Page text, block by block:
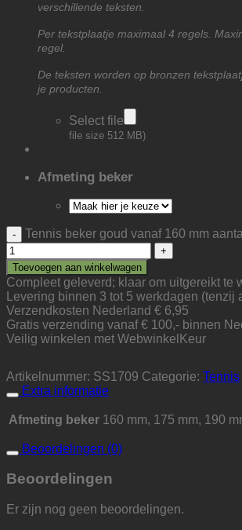
verschillende teksten.
Per tekstplaatje maximaal 4 regels.
regel.
De teksten worden op bronzen
je producten.
Select file
file size 512 MB)
Afmeting beker
Tennis beker goud vanaf 160 mm aantal
Toevoegen aan winkelwagen
Compleet geleverd; klaar om uitgereikt te
Levering binnen 3 tot 5 werkdagen (tenzij
Verzendkosten Nederland € 6,95
Gratis verzending vanaf € 100,- binnen
Veilig winkelen met WebwinkelKeur
Artikelnummer: SS1709 Categorie: Tennis
Extra informatie
Afmeting beker 160 mm, 175 mm, 190
Beoordelingen (0)
Beoordelingen
Er zijn nog geen beoordelingen.